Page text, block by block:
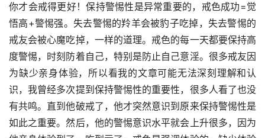
你才会戒得更好！保持警惕性是异常重要的，戒色成功=觉
悟高+警惕强。失去警惕的羚羊会被豹子吃掉，失去警惕的
戒友会被心魔吃掉，一样的道理。戒色的每一天都要保持高
度警惕，时刻防着自己，特别是防止自己意淫。很多戒友因
为缺少亲身体验，所以看我的文章可能无法深刻理解和认
识，我曾经多次提到保持警惕性的重要性，很多人看了也没
有共鸣。直到他破戒了，他才突然意识到原来保持警惕性是
如此之重要。然后，他的警惕意识水平就会上升很多，因为